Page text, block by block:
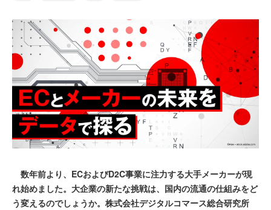
数年前より、ECおよびD2C事業に注力する大手メーカーが現
れ始めました。大企業の新たな挑戦は、国内の流通の仕組みをど
う変えるのでしょうか。株式会社デジタルコマース総合研究所